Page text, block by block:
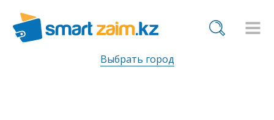
Выбрать город